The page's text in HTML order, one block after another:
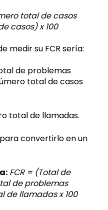
total de casos
casos) x 100
medir su FCR sería:
de problemas
total de casos
total de llamadas.
convertirlo en un
FCR = (Total de
de problemas
de llamadas x 100